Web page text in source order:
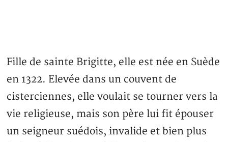
Fille de sainte Brigitte, elle est née en Suède
en 1322. Elevée dans un couvent de
cisterciennes, elle voulait se tourner vers la
vie religieuse, mais son père lui fit épouser
un seigneur suédois, invalide et bien plus